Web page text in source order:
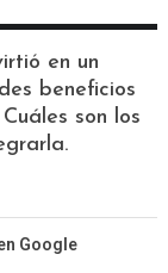
en un
beneficios
son los
Google